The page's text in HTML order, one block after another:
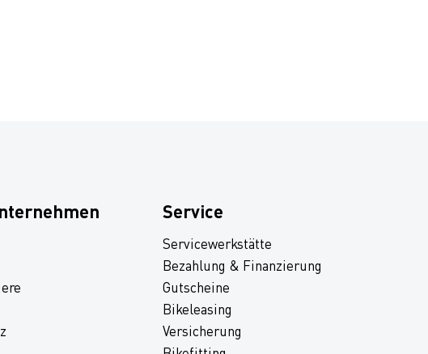
Service
Servicewerkstätte
Bezahlung & Finanzierung
Gutscheine
Bikeleasing
Versicherung